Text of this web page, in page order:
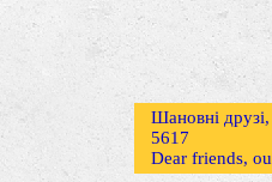
Шановні
5617
Dear friends,